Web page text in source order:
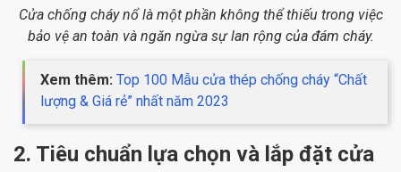
Cửa chống cháy nổ là một phần không thể thiếu trong việc
bảo vệ an toàn và ngăn ngừa sự lan rộng của đám cháy.
Xem thêm: Top 100 Mẫu cửa thép chống cháy “Chất
lượng & Giá rẻ” nhất năm 2023
2. Tiêu chuẩn lựa chọn và lắp đặt cửa